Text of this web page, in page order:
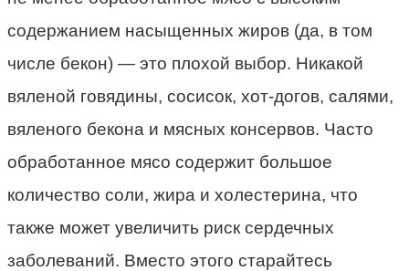
содержанием насыщенных жиров (да, в том
числе бекон) — это плохой выбор. Никакой
вяленой говядины, сосисок, хот-догов, салями,
вяленого бекона и мясных консервов. Часто
обработанное мясо содержит большое
количество соли, жира и холестерина, что
также может увеличить риск сердечных
заболеваний. Вместо этого старайтесь